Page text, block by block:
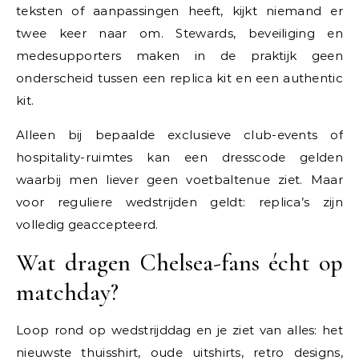
teksten of aanpassingen heeft, kijkt niemand er
twee keer naar om. Stewards, beveiliging en
medesupporters maken in de praktijk geen
onderscheid tussen een replica kit en een authentic
kit.
Alleen bij bepaalde exclusieve club-events of
hospitality-ruimtes kan een dresscode gelden
waarbij men liever geen voetbaltenue ziet. Maar
voor reguliere wedstrijden geldt: replica’s zijn
volledig geaccepteerd.
Wat dragen Chelsea-fans écht op
matchday?
Loop rond op wedstrijddag en je ziet van alles: het
nieuwste thuisshirt, oude uitshirts, retro designs,